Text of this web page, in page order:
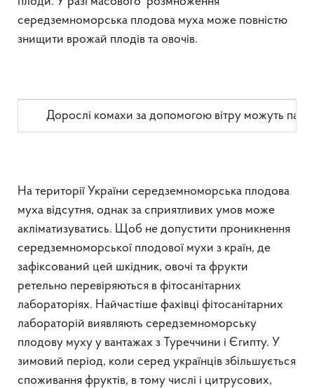
середземноморська плодова муха може повністю
знищити врожай плодів та овочів.
Дорослі комахи за допомогою вітру можуть
На території України середземноморська плодова
муха відсутня, однак за сприятливих умов може
акліматизуватись. Щоб не допустити проникнення
середземноморської плодової мухи з країн, де
зафіксований цей шкідник, овочі та фрукти
ретельно перевіряються в фітосанітарних
лабораторіях. Найчастіше фахівці фітосанітарних
лабораторій виявляють середземноморську
плодову муху у вантажах з Туреччини і Єгипту. У
зимовий період, коли серед українців збільшується
споживання фруктів, в тому числі і цитрусових,